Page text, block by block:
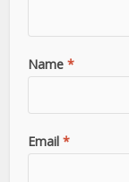
Name *
Email *